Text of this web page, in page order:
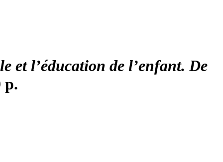
et l’éducation de l’enfant. De
p.